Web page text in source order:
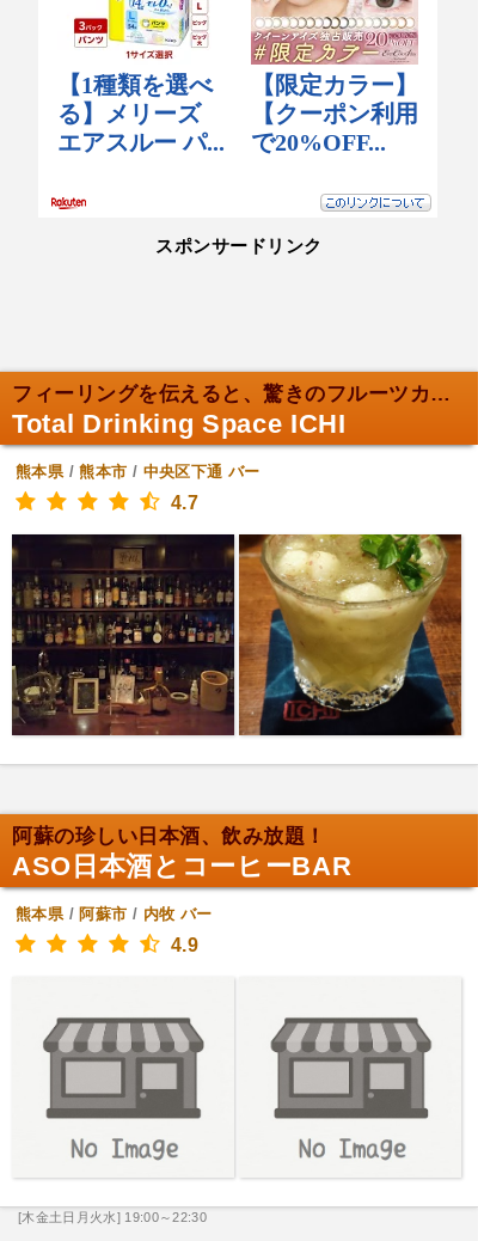
スポンサードリンク
フィーリングを伝えると、驚きのフルーツカクテル！
Total Drinking Space ICHI
熊本県/熊本市 / 中央区下通 バー
4.7
阿蘇の珍しい日本酒、飲み放題！
ASO日本酒とコーヒーBAR
熊本県/ 阿蘇市 / 内牧 バー
4.9
[木金土日月火水] 19:00～22:30